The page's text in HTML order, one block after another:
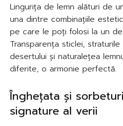
Lingurița de lemn alături de
una dintre combinațiile
pe care le poți folosi la un
Transparența sticlei,
desertului și naturalețea
diferite, o armonie perfectă.
Înghețata și
signature al verii